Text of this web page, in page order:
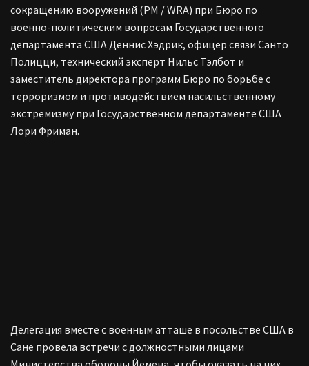
сокращению вооружений (PM / WRA) при Бюро по
военно-политическим вопросам Государственного
департамента США Деннис Хэдрик, офицер связи Санто
Полицци, технический эксперт Нильс Тэлбот и
заместитель директора программ Бюро по борьбе с
терроризмом и противодействием насильственному
экстремизму при Государственном департаменте США
Лори Фриман.
Делегация вместе с военным атташе в посольстве США в
Сане провела встречи с должностными лицами